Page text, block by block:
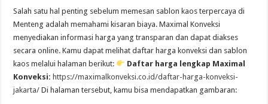
Salah satu hal penting sebelum memesan sablon kaos terpercaya di
Menteng adalah memahami kisaran biaya. Maximal Konveksi
menyediakan informasi harga yang transparan dan dapat diakses
secara online. Kamu dapat melihat daftar harga konveksi dan sablon
kaos melalui halaman berikut:
Daftar harga lengkap Maximal
Konveksi: https://maximalkonveksi.co.id/daftar-harga-konveksi-
jakarta/ Di halaman tersebut, kamu bisa mendapatkan gambaran: